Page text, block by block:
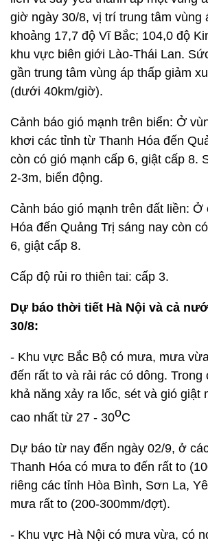
giờ ngày 30/8, vị trí trung tâm vùng
khoảng 17,7 độ Vĩ Bắc; 104,0 độ
khu vực biên giới Lào-Thái Lan.
gần trung tâm vùng áp thấp giảm
(dưới 40km/giờ).
Cảnh báo gió mạnh trên biển: Ở
khơi các tỉnh từ Thanh Hóa đến
còn có gió mạnh cấp 6, giật cấp 8.
2-3m, biển động.
Cảnh báo gió mạnh trên đất liền: Ở
Hóa đến Quảng Trị sáng nay còn
6, giật cấp 8.
Cấp độ rủi ro thiên tai: cấp 3.
Dự báo thời tiết Hà Nội và cả
30/8:
- Khu vực Bắc Bộ có mưa, mưa
đến rất to và rải rác có dông. Trong
khả năng xảy ra lốc, sét và gió giật
cao nhất từ 27 - 30oC
Dự báo từ nay đến ngày 02/9, ở
Thanh Hóa có mưa to đến rất to
riêng các tỉnh Hòa Bình, Sơn La,
mưa rất to (200-300mm/đợt).
- Khu vực Hà Nội có mưa vừa, có